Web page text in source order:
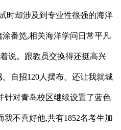
时却涉及到专业性很强的海洋
番笕,相关海洋学问日常平凡
说。跟教员交换得还挺高兴
自招120人摆布。还让我就城
针对青岛校区继续设置了蓝色
不喜好他,共有1852名考生加